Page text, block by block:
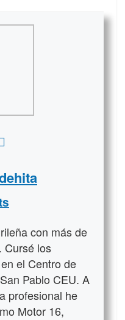
con más de
Cursé los
el Centro de
Pablo CEU. A
profesional he
Motor 16,